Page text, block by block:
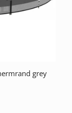
grey